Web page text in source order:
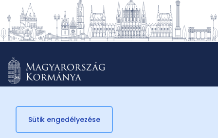
© 2026 Külügyminisztérium
Sütik engedélyezése